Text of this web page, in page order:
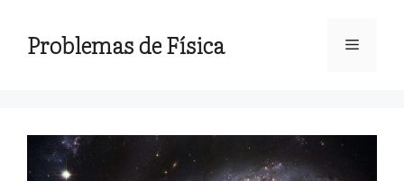
contenido
Problemas de Física Menú